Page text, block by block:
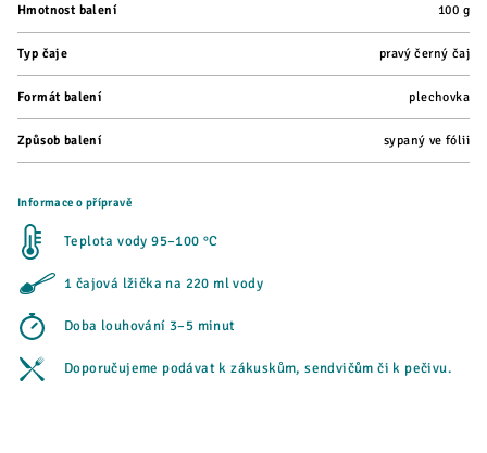
Hmotnost balení 100 g
Typ čaje pravý černý čaj
Formát balení plechovka
Způsob balení sypaný ve fólii
Informace o přípravě
Teplota vody 95–100 °C
1 čajová lžička na 220 ml vody
Doba louhování 3–5 minut
Doporučujeme podávat k zákuskům, sendvičům či k pečivu.